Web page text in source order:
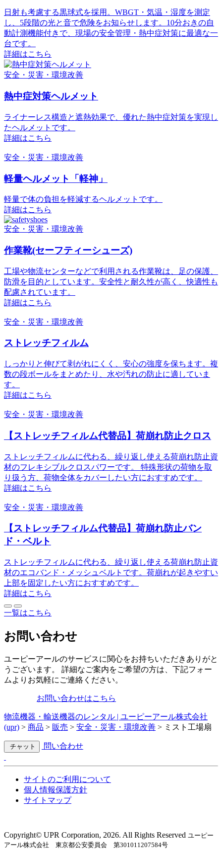
日射も考慮する黒球式を採用。WBGT・気温・湿度を測定
し、5段階の光と音で危険をお知らせします。10分おきの自
動計測機能付きで、現場の安全管理・熱中症対策に最適な一
台です。
詳細はこちら
安全・災害・環境改善
熱中症対策ヘルメット
ライナーレス構造と遮熱効果で、優れた熱中症対策を実現し
たヘルメットです。
詳細はこちら
安全・災害・環境改善
軽量ヘルメット「軽神」
軽量で体の負担を軽減するヘルメットです。
詳細はこちら
安全・災害・環境改善
作業靴(セーフティーシューズ)
工場や物流センターなどで利用される作業靴は、足の保護、
防滑を目的としています。安全性と耐久性が高く、快適性も
配慮されています。
詳細はこちら
安全・災害・環境改善
ストレッチフィルム
しっかりと伸びて剥がれにくく、安心の強度を保ちます。複
数の段ボールをまとめたり、水や汚れの防止に適していま
す。
詳細はこちら
安全・災害・環境改善
【ストレッチフィルム代替品】荷崩れ防止クロス
ストレッチフィルムに代わる、繰り返し使える荷崩れ防止資
材のフレキシブルクロスパワーです。 特殊形状の荷物を取
り扱う方、荷物全体をカバーしたい方におすすめです。
詳細はこちら
安全・災害・環境改善
【ストレッチフィルム代替品】荷崩れ防止バン
ド・ベルト
ストレッチフィルムに代わる、繰り返し使える荷崩れ防止資
材のエコバンド・メッシュベルトです。荷崩れが起きやすい
上部を固定したい方におすすめです。
詳細はこちら
一覧はこちら
お問い合わせ
ユーピーアールのサービスに関心をお持ちいただきありがと
うございます。 詳細なご案内をご希望の方は、下記フォー
ムよりお気軽にご連絡ください。
お問い合わせはこちら
物流機器・輸送機器のレンタル | ユーピーアール株式会社
(upr) > 商品 > 販売 > 安全・災害・環境改善 > ミスト工場扇
チャット 問い合わせ
サイトのご利用について
個人情報保護方針
サイトマップ
Copyright©︎ UPR Corporation, 2026. All Rights Reserved ユーピー
アール株式会社 東京都公安委員会 第301011207584号